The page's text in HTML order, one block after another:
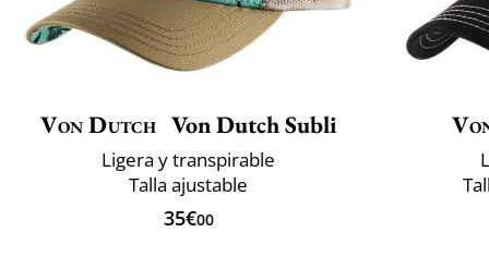
Von Dutch Von Dutch Subli
Ligera y transpirable
Talla ajustable
35€00